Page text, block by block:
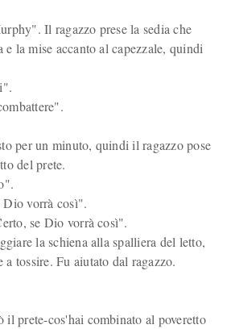
Il ragazzo prese la sedia che
la mise accanto al capezzale, quindi
per un minuto, quindi il ragazzo pose
del prete.
Dio vorrà così".
se Dio vorrà così".
la schiena alla spalliera del letto,
tossire. Fu aiutato dal ragazzo.
prete-cos'hai combinato al poveretto